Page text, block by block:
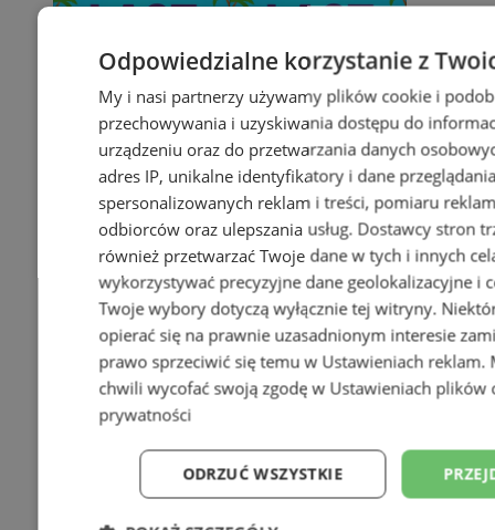
Odpowiedzialne korzystanie z
My i nasi partnerzy używamy plików cookie i
przechowywania i uzyskiwania dostępu do
urządzeniu oraz do przetwarzania danych
adres IP, unikalne identyfikatory i dane
spersonalizowanych reklam i treści, pomiaru
odbiorców oraz ulepszania usług. Dostawcy stron
również przetwarzać Twoje dane w tych i innych
wykorzystywać precyzyjne dane geolokalizacyjne i
Twoje wybory dotyczą wyłącznie tej witryny.
opierać się na prawnie uzasadnionym interesie
prawo sprzeciwić się temu w Ustawieniach reklam.
chwili wycofać swoją zgodę w Ustawieniach plików
prywatności
ODRZUĆ WSZYSTKIE